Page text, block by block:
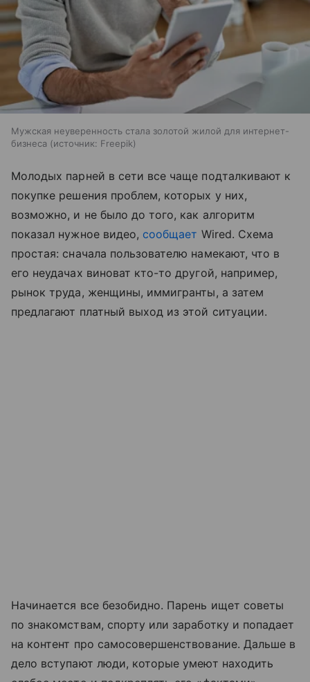
Мужская неуверенность стала золотой жилой для интернет-
бизнеса
источник: Freepik
Молодых парней в сети все чаще подталкивают к
покупке решения проблем, которых у них,
возможно, и не было до того, как алгоритм
показал нужное видео, сообщает Wired. Схема
простая: сначала пользователю намекают, что в
его неудачах виноват кто-то другой, например,
рынок труда, женщины, иммигранты, а затем
предлагают платный выход из этой ситуации.
Начинается все безобидно. Парень ищет советы
по знакомствам, спорту или заработку и попадает
на контент про самосовершенствование. Дальше в
дело вступают люди, которые умеют находить